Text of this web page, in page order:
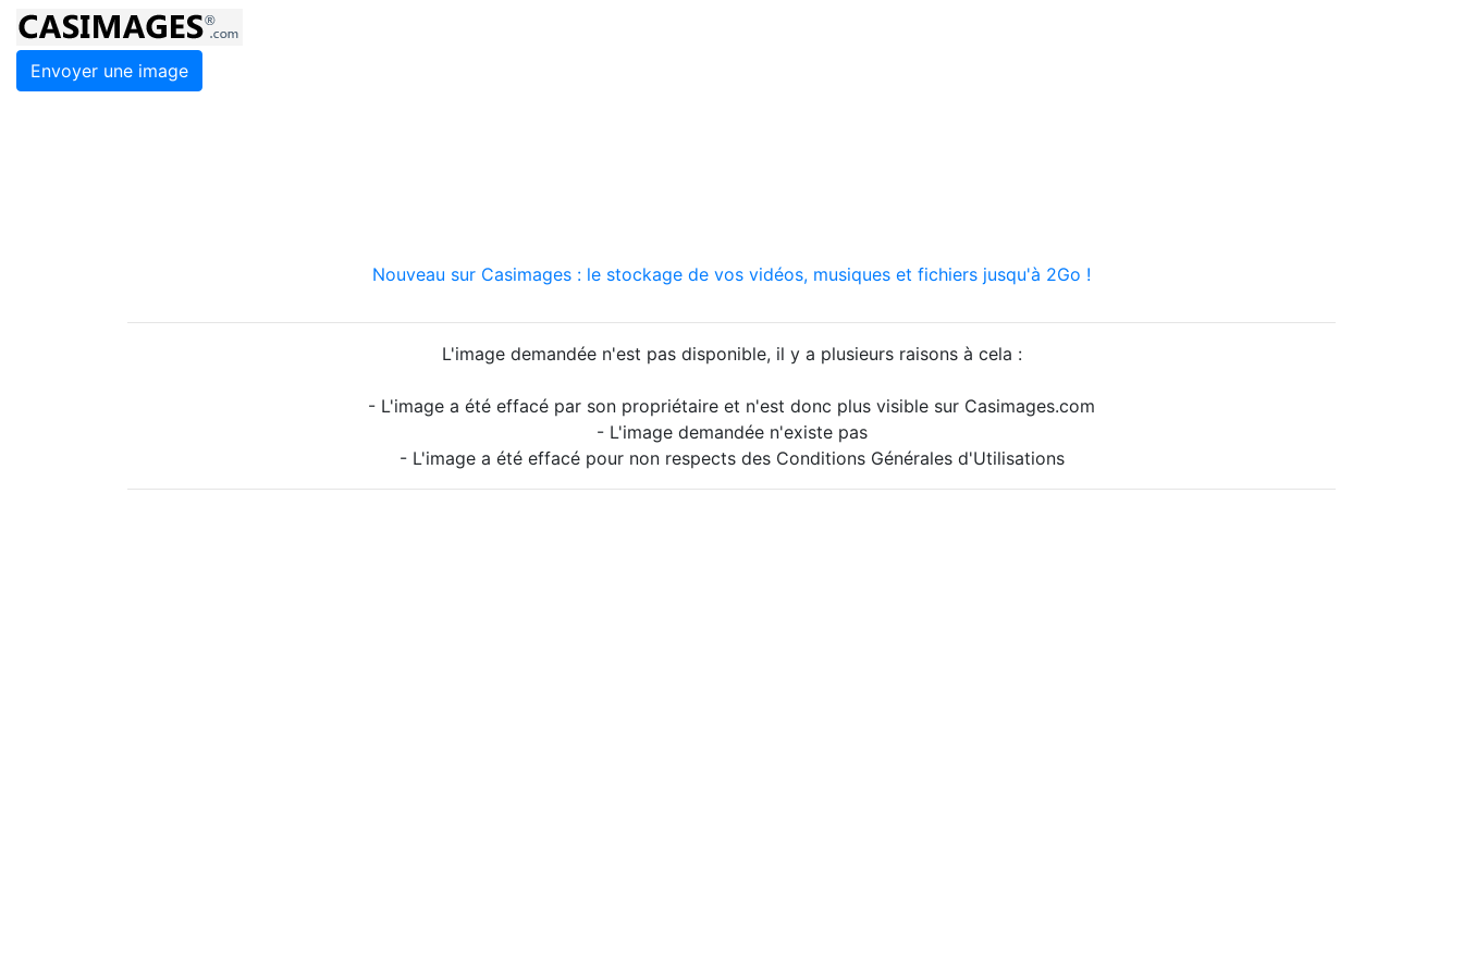
Envoyer une image
Nouveau sur Casimages : le stockage de vos vidéos, musiques et fichiers jusqu'à 2Go !
L'image demandée n'est pas disponible, il y a plusieurs raisons à cela :
- L'image a été effacé par son propriétaire et n'est donc plus visible sur Casimages.com
- L'image demandée n'existe pas
- L'image a été effacé pour non respects des Conditions Générales d'Utilisations